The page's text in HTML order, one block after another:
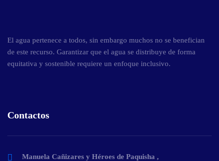
El agua pertenece a todos, sin embargo muchos no se benefician
de este recurso. Garantizar que el agua se distribuye de forma
equitativa y sostenible requiere un enfoque inclusivo.
Contactos
Manuela Cañizares y Héroes de Paquisha ,